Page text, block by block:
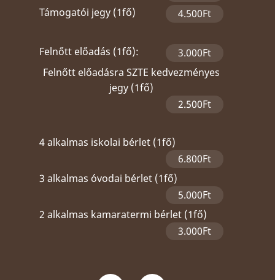
Támogatói jegy (1fő)
4.500Ft
Felnőtt előadás (1fő):
3.000Ft
Felnőtt előadásra SZTE kedvezményes
jegy (1fő)
2.500Ft
4 alkalmas iskolai bérlet (1fő)
6.800Ft
3 alkalmas óvodai bérlet (1fő)
5.000Ft
2 alkalmas kamaratermi bérlet (1fő)
3.000Ft